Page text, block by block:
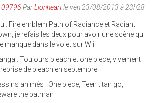
ParLionheartle ven 23/08/2013 à 23h28
: Fire emblem Path of Radiance et Radiant
je refais les deux pour avoir une scène qui
manque dans le volet sur Wii
: Toujours bleach et one piece, vivement
reprise de bleach en septembre
animés : One piece, Teen titan go,
the batman